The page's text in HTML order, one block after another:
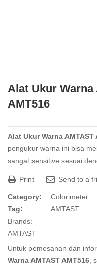
Alat Ukur Warna
AMT516
Alat Ukur Warna AMTAST
pengukur warna ini bisa
sangat sensitive sesuai
Print Send to a
Category:
Colorimeter
Tag:
AMTAST
Brands:
AMTAST
Untuk pemesanan dan
Warna AMTAST AMT516 ,